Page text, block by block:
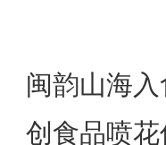
闽韵山海
创食品喷